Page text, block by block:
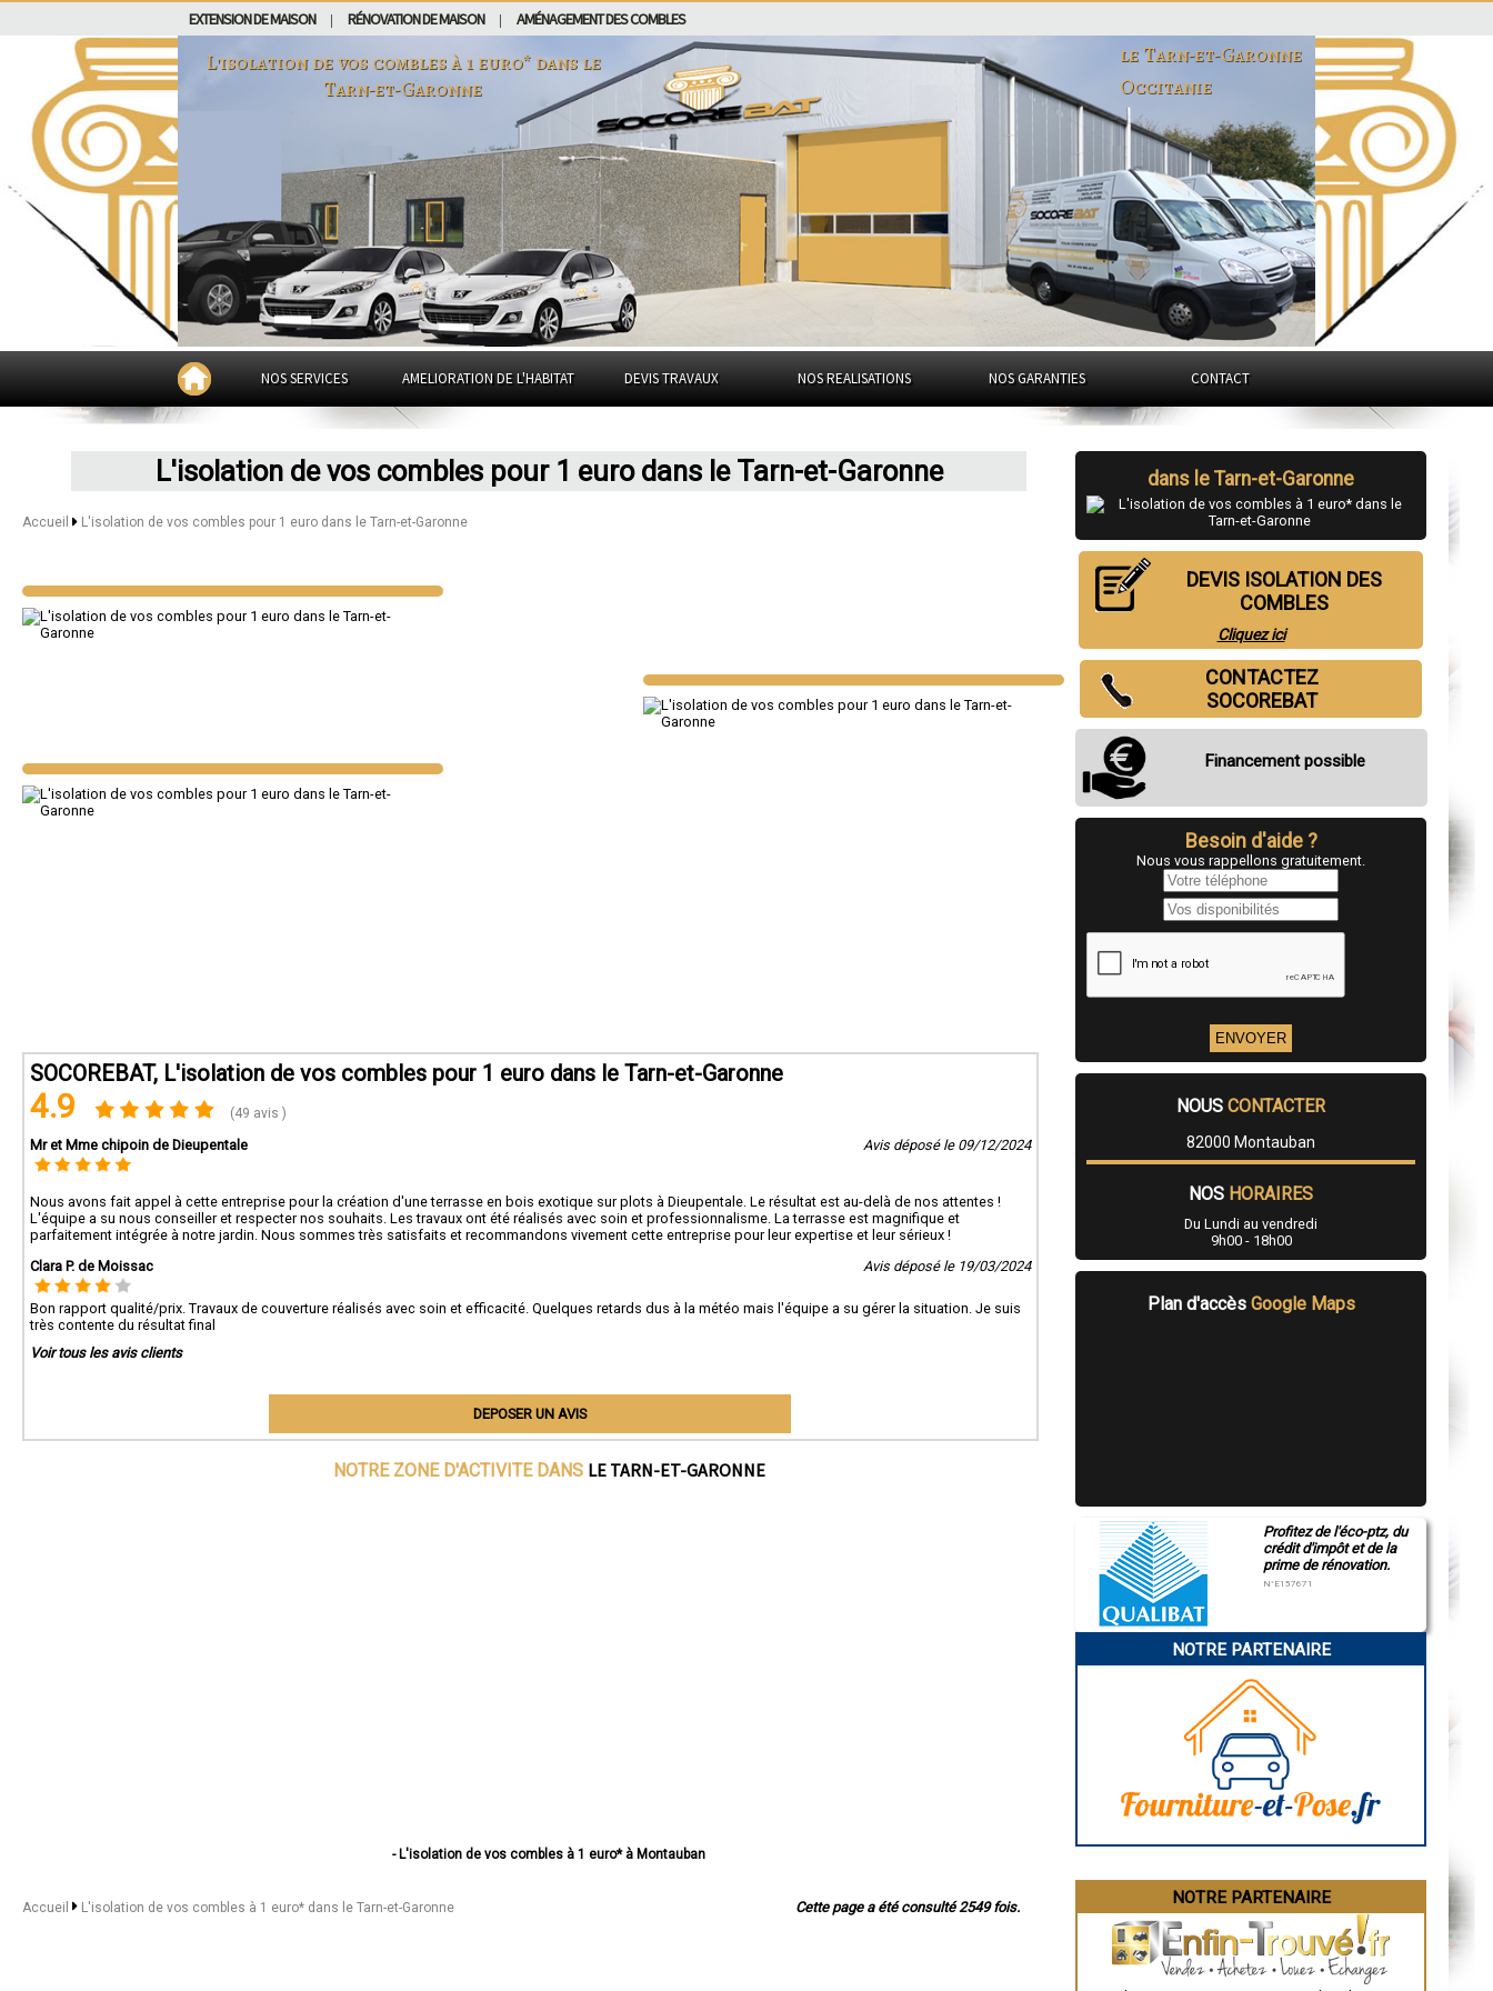
EXTENSION DE MAISON RÉNOVATION DE MAISON AMÉNAGEMENT DES COMBLES
L'isolation de vos combles à 1 euro* dansle
Tarn-et-Garonne
le Tarn-et-Garonne
Occitanie
NOS SERVICES AMELIORATION DE L'HABITAT DEVIS TRAVAUX NOS REALISATIONS NOS GARANTIES CONTACT
L'isolation de vos combles pour 1 euro dans le Tarn-et-Garonne
Accueil L'isolation de vos combles pour 1 euro dans le Tarn-et-Garonne
SOCOREBAT, L'isolation de vos combles pour 1 euro dans le Tarn-et-Garonne
4.9 (49 avis )
Mr et Mme chipoin de Dieupentale Avis déposé le 09/12/2024
Nous avons fait appel à cette entreprise pour la création d'une terrasse en bois exotique sur plots à Dieupentale. Le résultat est au-delà de nos attentes !
L'équipe a su nous conseiller et respecter nos souhaits. Les travaux ont été réalisés avec soin et professionnalisme. La terrasse est magnifique et
parfaitement intégrée à notre jardin. Nous sommes très satisfaits et recommandons vivement cette entreprise pour leur expertise et leur sérieux !
Clara P. de Moissac
Avis déposé le 19/03/2024
Bon rapport qualité/prix. Travaux de couverture réalisés avec soin et efficacité. Quelques retards dus à la météo mais l'équipe a su gérer la situation. Je suis
très contente du résultat final
Voir tous les avis clients
DEPOSER UN AVIS
NOTRE ZONE D'ACTIVITE DANS LE TARN-ET-GARONNE
- L'isolation de vos combles à 1 euro* à Montauban
- L'isolation de vos combles à 1 euro* à Caussade
Cette page a été consulté 2549 fois.
Accueil L'isolation de vos combles à 1 euro* dans le Tarn-et-Garonne
dans le Tarn-et-Garonne
DEVIS ISOLATION DES
COMBLES
Cliquez ici
CONTACTEZ
SOCOREBAT
Financement possible
Besoin d'aide ?
Nous vous rappellons gratuitement.
NOUS CONTACTER
82000 Montauban
NOS HORAIRES
Du Lundi au vendredi
9h00 - 18h00
Plan d'accès Google Maps
Profitez de l'éco-ptz, du
crédit d'impôt et de la
prime de rénovation.
N°E157671
NOTRE PARTENAIRE
NOTRE PARTENAIRE